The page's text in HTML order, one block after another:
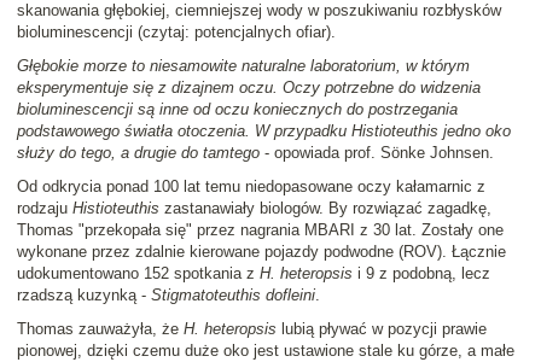
skanowania głębokiej, ciemniejszej wody w poszukiwaniu rozbłysków
bioluminescencji (czytaj: potencjalnych ofiar).
Głębokie morze to niesamowite naturalne laboratorium, w którym
eksperymentuje się z dizajnem oczu. Oczy potrzebne do widzenia
bioluminescencji są inne od oczu koniecznych do postrzegania
podstawowego światła otoczenia. W przypadku Histioteuthis jedno oko
służy do tego, a drugie do tamtego - opowiada prof. Sönke Johnsen.
Od odkrycia ponad 100 lat temu niedopasowane oczy kałamarnic z
rodzaju Histioteuthis zastanawiały biologów. By rozwiązać zagadkę,
Thomas "przekopała się" przez nagrania MBARI z 30 lat. Zostały one
wykonane przez zdalnie kierowane pojazdy podwodne (ROV). Łącznie
udokumentowano 152 spotkania z H. heteropsis i 9 z podobną, lecz
rzadszą kuzynką - Stigmatoteuthis dofleini.
Thomas zauważyła, że H. heteropsis lubią pływać w pozycji prawie
pionowej, dzięki czemu duże oko jest ustawione stale ku górze, a małe